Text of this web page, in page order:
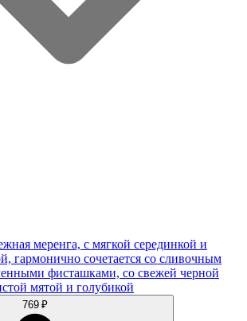
меренга, с мягкой серединкой и
гармонично сочетается со сливочным
фисташками, со свежей черной
мятой и голубикой
769 ₽